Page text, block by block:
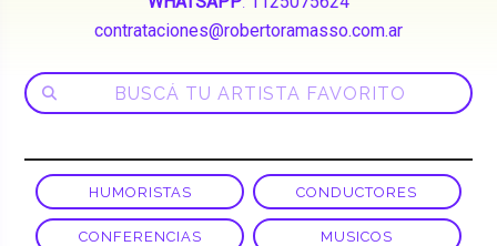
contrataciones@robertoramasso.com.ar
HUMORISTAS CONDUCTORES
CONFERENCIAS MUSICOS